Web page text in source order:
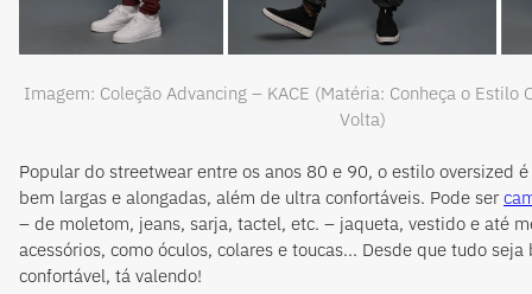
Imagem: Coleção Advancing – KACE (Matéria: Conheça o Estilo
Volta)
Popular do streetwear entre os anos 80 e 90, o estilo oversized
bem largas e alongadas, além de ultra confortáveis. Pode ser
– de moletom, jeans, sarja, tactel, etc. – jaqueta, vestido e até
acessórios, como óculos, colares e toucas... Desde que tudo seja
confortável, tá valendo!